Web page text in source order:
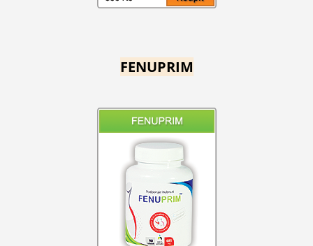
FENUPRIM